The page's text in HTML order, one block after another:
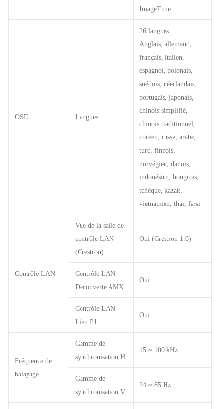
ImageTune
OSD Langues
26 langues :
Anglais, allemand,
français, italien,
espagnol, polonais,
suédois, néerlandais,
portugais, japonais,
chinois simplifié,
chinois traditionnel,
coréen, russe, arabe,
turc, finnois,
norvégien, danois,
indonésien, hongrois,
tchèque, kazak,
vietnamien, thaï, farsi
Contrôle LAN
Vue de la salle de
contrôle LAN
(Crestron)
Oui (Crestron 1.0)
Contrôle LAN-
Découverte AMX
Oui
Contrôle LAN-
Lien PJ
Oui
Fréquence de
balayage
Gamme de
synchronisation H
15 ~ 100 kHz
Gamme de
synchronisation V
24 ~ 85 Hz